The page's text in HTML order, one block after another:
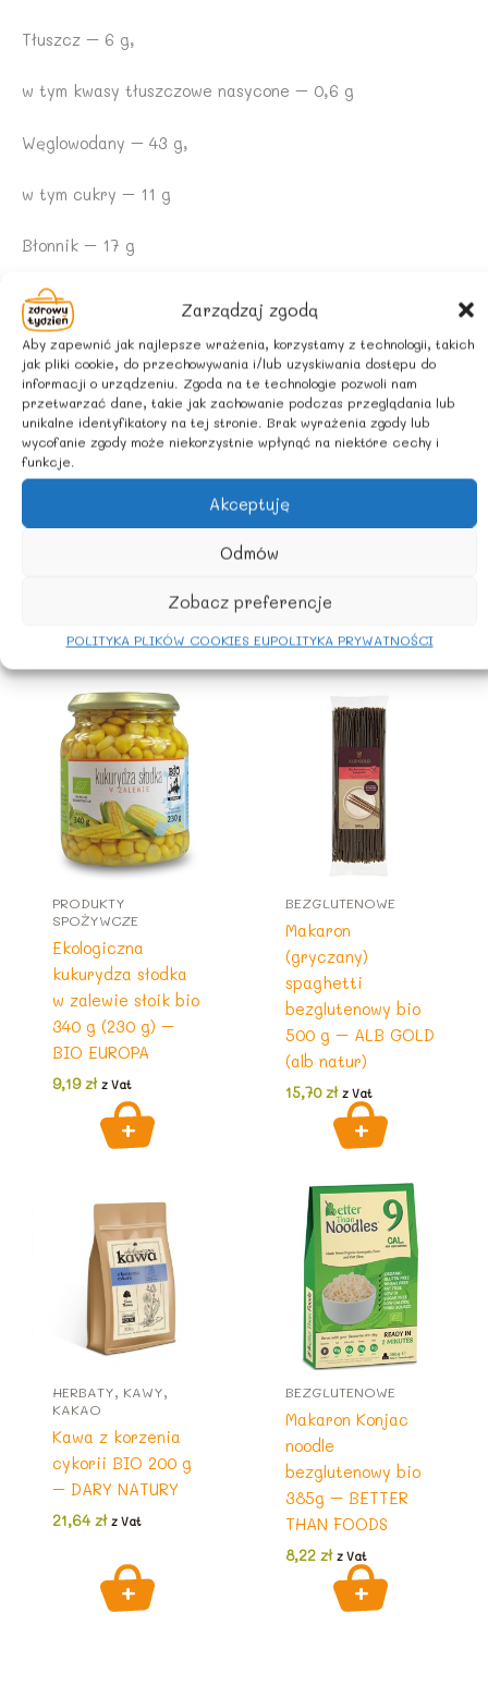
Zarządzaj zgodą
Aby zapewnić jak najlepsze wrażenia, korzystamy z technologii, takich
jak pliki cookie, do przechowywania i/lub uzyskiwania dostępu do
informacji o urządzeniu. Zgoda na te technologie pozwoli nam
przetwarzać dane, takie jak zachowanie podczas przeglądania lub
unikalne identyfikatory na tej stronie. Brak wyrażenia zgody lub
wycofanie zgody może niekorzystnie wpłynąć na niektóre cechy i
funkcje.
Akceptuję
Odmów
Zobacz preferencje
POLITYKA PLIKÓW COOKIES EUPOLITYKA PRYWATNOŚCI
Tłuszcz – 6 g,
w tym kwasy tłuszczowe nasycone – 0,6 g
Węglowodany – 43 g,
w tym cukry – 11 g
Błonnik – 17 g
Białko – 19 g
Sól – 0,06 g
ZALECANE WARUNKI PRZECHOWYWANIA
Przechowywać w suchym i chłodnym miejscu.
POCHODZENIE SKŁADNIKÓW
Podobne produkty
PRODUKTY
SPOŻYWCZE
Ekologiczna
kukurydza słodka
w zalewie słoik bio
340 g (230 g) –
BIO EUROPA
9,19zł z Vat
BEZGLUTENOWE
Makaron
(gryczany)
spaghetti
bezglutenowy bio
500 g – ALB GOLD
(alb natur)
15,70zł z Vat
HERBATY, KAWY,
KAKAO
Kawa z korzenia
cykorii BIO 200 g
– DARY NATURY
21,64 zł z Vat
BEZGLUTENOWE
Makaron Konjac
noodle
bezglutenowy bio
385g – BETTER
THAN FOODS
8,22 zł z Vat